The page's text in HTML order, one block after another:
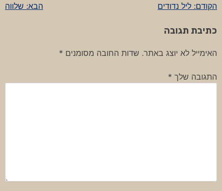
ניווט
הקודם: ליל נדודים הבא: שלווה
כתיבת תגובה
האימייל לא יוצג באתר. שדות החובה מסומנים *
התגובה שלך *